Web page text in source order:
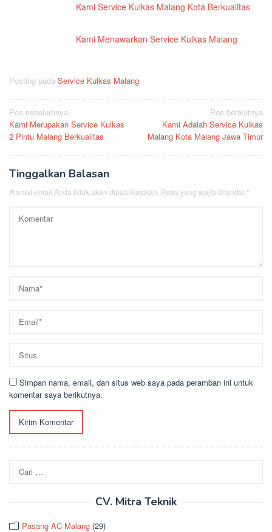
Kami Service Kulkas Malang Kota Berkualitas
Kami Menawarkan Service Kulkas Malang
Posting pada Service Kulkas Malang
Navigasi
pos
Pos sebelumnya
Kami Merupakan Service Kulkas
2 Pintu Malang Berkualitas
Pos berikutnya
Kami Adalah Service Kulkas
Malang Kota Malang Jawa Timur
Tinggalkan Balasan
Alamat email Anda tidak akan dipublikasikan. Ruas yang wajib ditandai *
Simpan nama, email, dan situs web saya pada peramban ini untuk
komentar saya berikutnya.
untuk:
CV. Mitra Teknik
Pasang AC Malang (29)